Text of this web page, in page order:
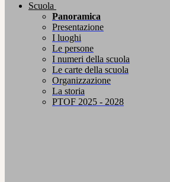
Scuola
Panoramica
Presentazione
I luoghi
Le persone
I numeri della scuola
Le carte della scuola
Organizzazione
La storia
PTOF 2025 - 2028